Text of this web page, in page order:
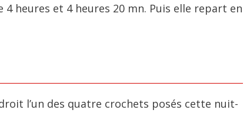
heures et 4 heures 20 mn. Puis elle repart en
l’un des quatre crochets posés cette nuit-